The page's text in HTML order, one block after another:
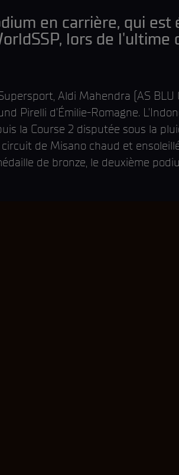
en carrière, qui est
lors de l'ultime
Aldi Mahendra (AS BLU
Pirelli d'Émilie-Romagne.
la Course 2 disputée sous la
de Misano chaud et
de bronze, le deuxième